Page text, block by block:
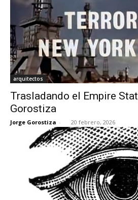
arquitectos
Trasladando el Empire
Gorostiza
Jorge Gorostiza - 20 febrero, 2026